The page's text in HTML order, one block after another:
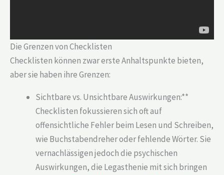
Die Grenzen von Checklisten
Checklisten können zwar erste Anhaltspunkte bieten,
aber sie haben ihre Grenzen:
Sichtbare vs. Unsichtbare Auswirkungen:**
Checklisten fokussieren sich oft auf
offensichtliche Fehler beim Lesen und Schreiben,
wie Buchstabendreher oder fehlende Wörter. Sie
vernachlässigen jedoch die psychischen
Auswirkungen, die Legasthenie mit sich bringen